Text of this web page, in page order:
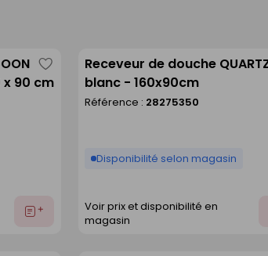
90 cm
Ajouter
Enregistrer
comme
Receveur de douche
blanc - 160x90cm
Référence : 28275350
Disponibilité selon magasin
Voir prix et disponibilité en
magasin